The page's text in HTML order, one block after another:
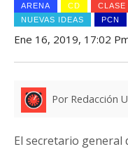
ARENA CD
NUEVAS IDEAS
PCN
Ene 16, 2019, 17:02
Por Redacción
El secretario general